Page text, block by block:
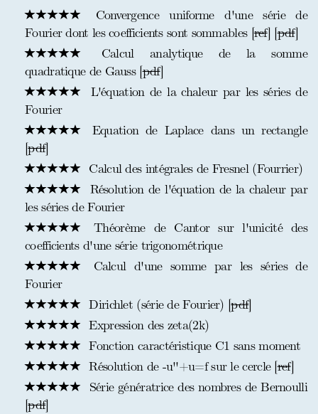
Convergence uniforme d'une série de
Fourier dont les coefficients sont sommables [ref] [pdf]
Calcul analytique de la somme
quadratique de Gauss [pdf]
L'équation de la chaleur par les séries de
Fourier
Equation de Laplace dans un rectangle
[pdf]
Calcul des intégrales de Fresnel (Fourrier)
Résolution de l'équation de la chaleur par
les séries de Fourier
Théorème de Cantor sur l'unicité des
coefficients d'une série trigonométrique
Calcul d'une somme par les séries de
Fourier
Dirichlet (série de Fourier) [pdf]
Expression des zeta(2k)
Fonction caractéristique C1 sans moment
Résolution de -u''+u=f sur le cercle [ref]
Série génératrice des nombres de Bernoulli
[pdf]